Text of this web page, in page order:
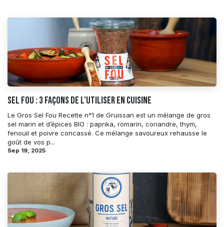
Sel Fou : 3 façons de l’utiliser en cuisine
Le Gros Sel Fou Recette n°1 de Gruissan est un mélange de gros
sel marin et d’épices BIO : paprika, romarin, coriandre, thym,
fenouil et poivre concassé. Ce mélange savoureux rehausse le
goût de vos p...
Sep 19, 2025